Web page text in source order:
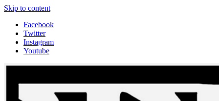
Skip to content
Facebook
Twitter
Instagram
Youtube